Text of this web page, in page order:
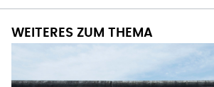
WEITERES ZUM THEMA